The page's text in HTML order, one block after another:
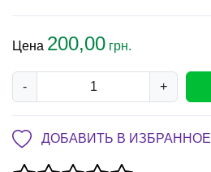
Цена 200,00 грн.
- +
ДОБАВИТЬ В ИЗБРАННОЕ